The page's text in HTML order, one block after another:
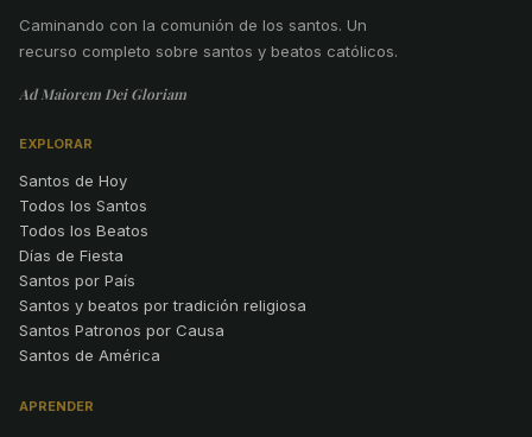
Caminando con la comunión de los santos. Un
recurso completo sobre santos y beatos católicos.
Ad Maiorem Dei Gloriam
EXPLORAR
Santos de Hoy
Todos los Santos
Todos los Beatos
Días de Fiesta
Santos por País
Santos y beatos por tradición religiosa
Santos Patronos por Causa
Santos de América
APRENDER